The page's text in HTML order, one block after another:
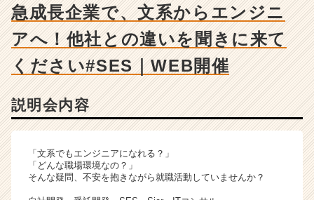
長
業
か
ら
ウ
ト
が
届
く
急成長企業で、文系からエンジニ
アへ！他社との違いを聞きに来て
ください#SES｜WEB開催
説明会内容
「文系でもエンジニアになれる？」
「どんな職場環境なの？」
そんな疑問、不安を抱きながら就職活動していませんか？